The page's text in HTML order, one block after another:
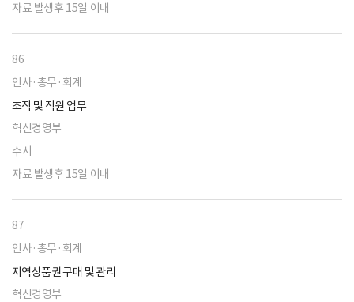
자료 발생후 15일 이내
86
인사·총무·회계
조직 및 직원 업무
혁신경영부
수시
자료 발생후 15일 이내
87
인사·총무·회계
지역상품권 구매 및 관리
혁신경영부